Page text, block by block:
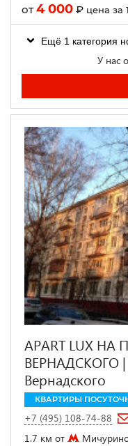
от4 000 ₽ цена за
Ещё 1 категория
У нас
APART LUX НА
ВЕРНАДСКОГО |
Вернадского
КВАРТИРЫ
+7 (495) 108-74-88
1.7 км от